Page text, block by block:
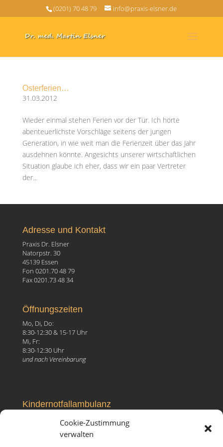
Cookie-Zustimmung
verwalten
(0201) 70 48 79 info@praxis-elsner.de
Osterferien…
31.03.2012
Wieder einmal stehen Ferien vor der Tür. Ich hörte
abenteuerlichste Vorschläge seitens der jungen
Generation, in wie weit man die Ferienzeit über das Jahr
ausdehnen könnte. Angesichts unserer wirtschaftlichen
Situation glaube ich eher, dass wir ein paar Vertreter
der...
Adresse und Kontakt
Praxis Dr. Elsner
Natorpstr. 30
45139 Essen
Fon 0201.70 48 79
Fax 0201.73 48 34
Öffnungszeiten
Mo, Di, Do:
8:30-12:30 & 15-17 Uhr
Mi, Fr:
8:30-12:30 Uhr
und nach Vereinbarung
Kindernotfallambulanz
Elisabeth-Krankenhaus
Ruhrallee 81, 45138 Essen
Fon 0201.27 99 096